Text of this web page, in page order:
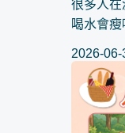
很多人在
喝水會瘦嗎 ？其實， 喝水減肥
運作。當
化功能
誤認為
2026-06-